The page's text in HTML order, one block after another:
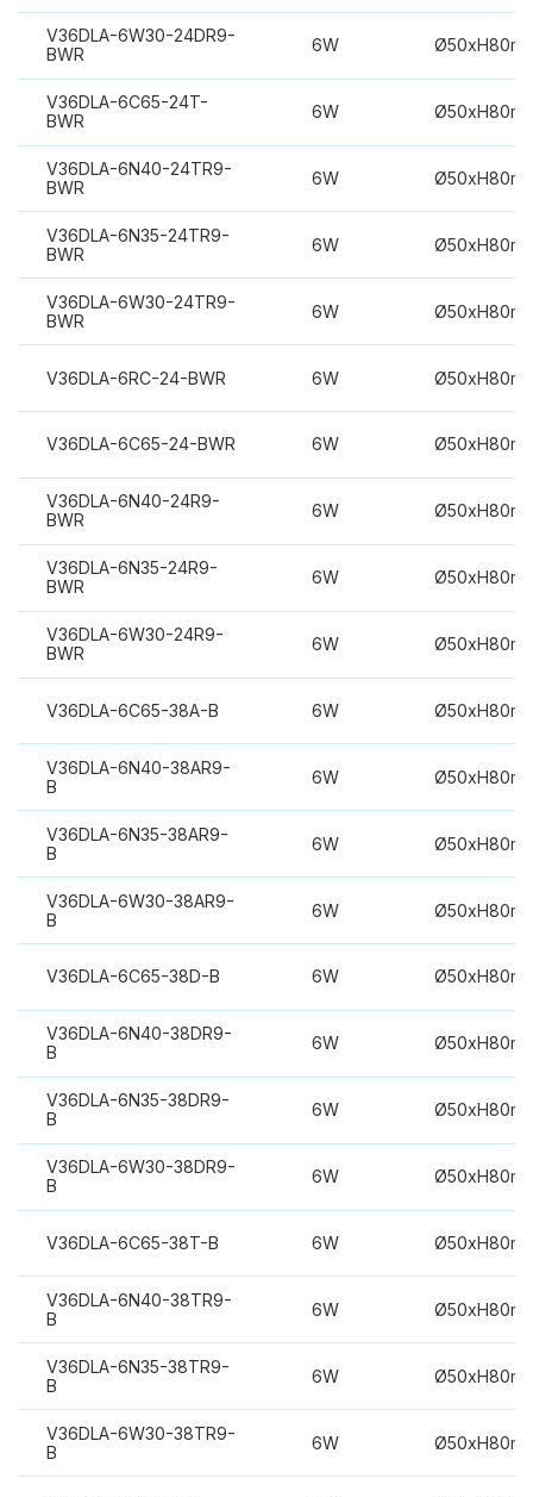
V36DLA-6W30-24DR9-
BWR
6W
V36DLA-6C65-24T-
BWR
6W
V36DLA-6N40-24TR9-
BWR
6W
V36DLA-6N35-24TR9-
BWR
6W
V36DLA-6W30-24TR9-
BWR
6W
V36DLA-6RC-24-BWR 6W
V36DLA-6C65-24-BWR 6W
V36DLA-6N40-24R9-
BWR
6W
V36DLA-6N35-24R9-
BWR
6W
V36DLA-6W30-24R9-
BWR
6W
V36DLA-6C65-38A-B 6W
V36DLA-6N40-38AR9-
B
6W
V36DLA-6N35-38AR9-
B
6W
V36DLA-6W30-38AR9-
B
6W
V36DLA-6C65-38D-B 6W
V36DLA-6N40-38DR9-
B
6W
V36DLA-6N35-38DR9-
B
6W
V36DLA-6W30-38DR9-
B
6W
V36DLA-6C65-38T-B 6W
V36DLA-6N40-38TR9-
B
6W
V36DLA-6N35-38TR9-
B
6W
V36DLA-6W30-38TR9-
B
6W